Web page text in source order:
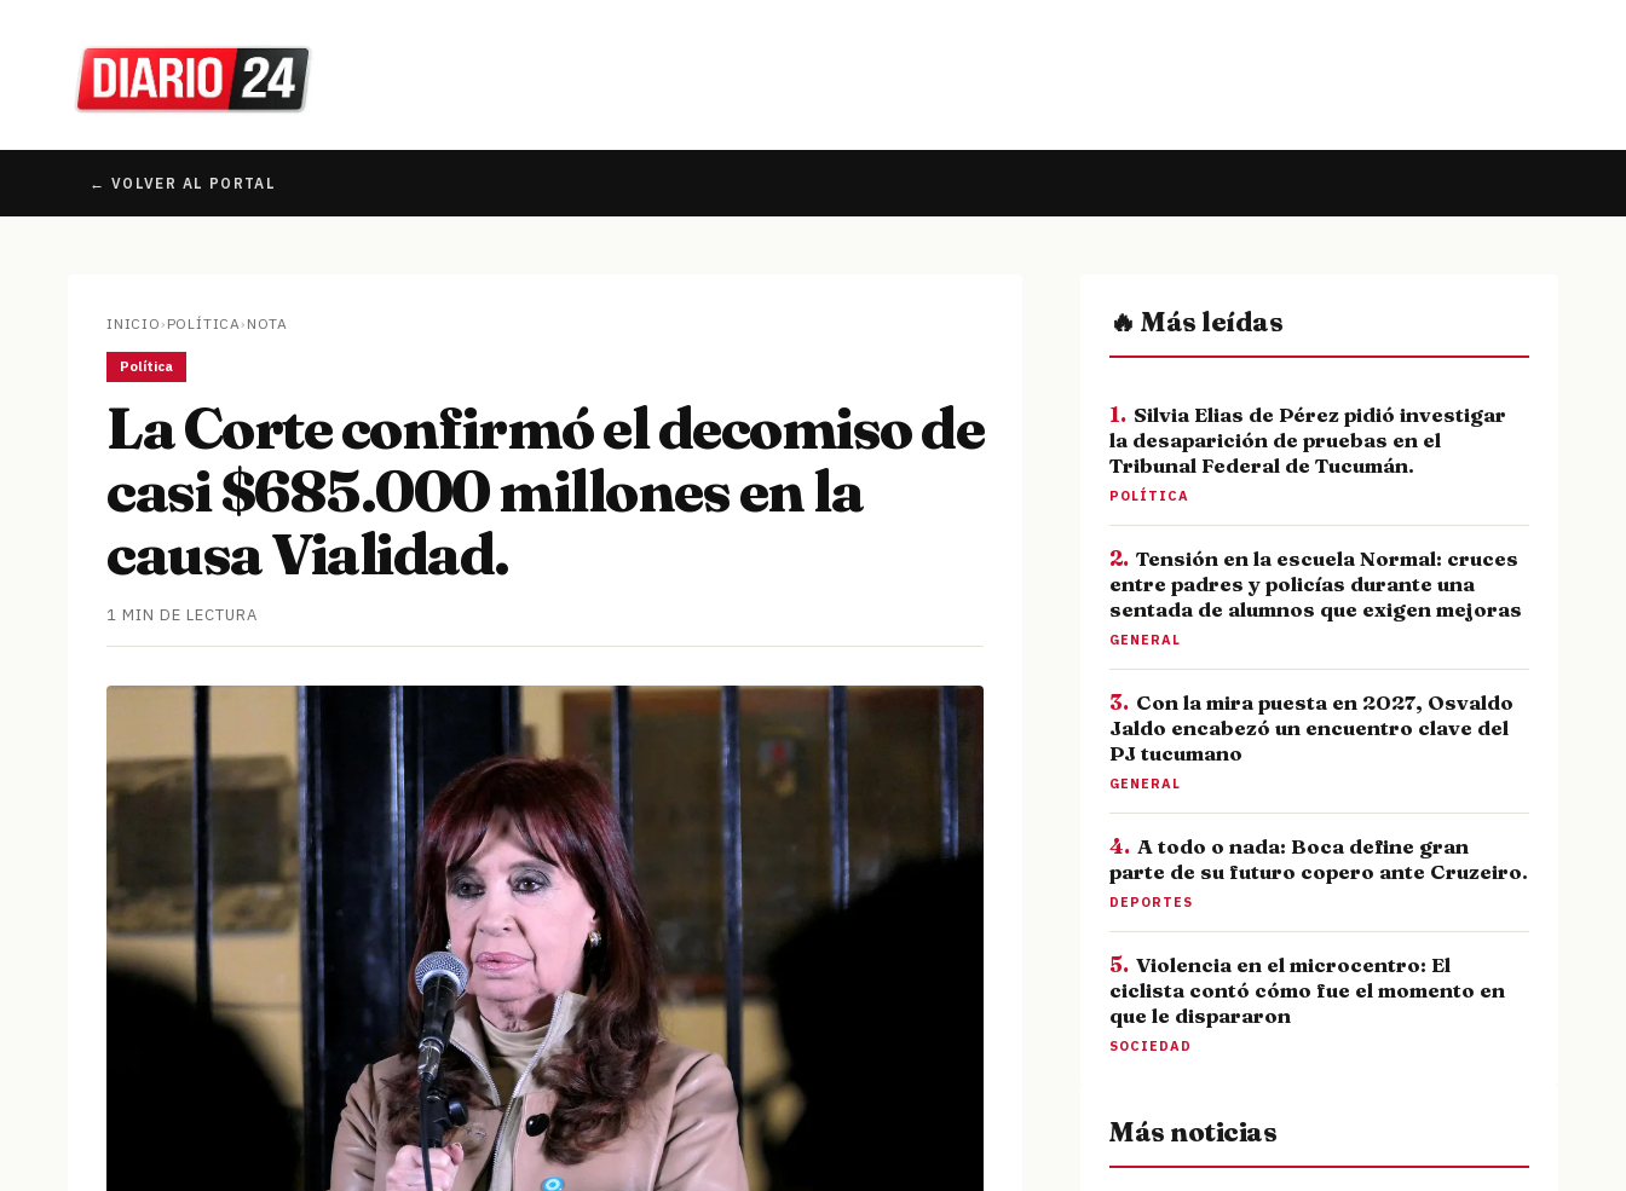
← VOLVER AL PORTAL
INICIO› POLÍTICA› NOTA
Política
La Corte confirmó el decomiso de
casi $685.000 millones en la
causa Vialidad.
1 MIN DE LECTURA
🔥 Más leídas
1. Silvia Elias de Pérez pidió investigar
la desaparición de pruebas en el
Tribunal Federal de Tucumán.
POLÍTICA
2. Tensión en la escuela Normal: cruces
entre padres y policías durante una
sentada de alumnos que exigen mejoras
GENERAL
3. Con la mira puesta en 2027, Osvaldo
Jaldo encabezó un encuentro clave del
PJ tucumano
GENERAL
4. A todo o nada: Boca define gran
parte de su futuro copero ante Cruzeiro.
DEPORTES
5. Violencia en el microcentro: El
ciclista contó cómo fue el momento en
que le dispararon
SOCIEDAD
Más noticias